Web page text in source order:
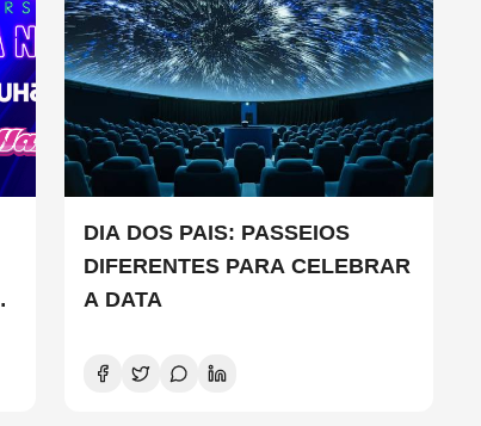
DIA DOS PAIS: PASSEIOS
DIFERENTES PARA CELEBRAR
A DATA